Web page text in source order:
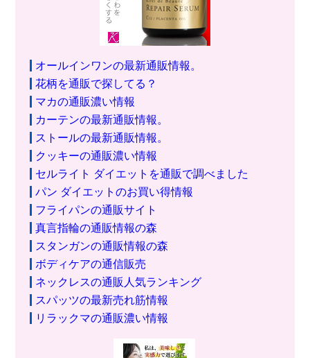
オールインワンの最新通販情報。
花柄を通販で探してる？
マカの通販濃い情報
カーテンの最新通販情報。
ストールの最新通販情報。
クッキーの通販濃い情報
セルライト ダイエットを通販で調べました
パン ダイエットのお買い得情報
フライパンの通販サイト
真言指輪の通販情報の森
スタンガンの通販情報の森
ボディケアの通信販売
ネックレスの通販人気ランキング
スパッツの最新売れ筋情報
リラックマの通販濃い情報